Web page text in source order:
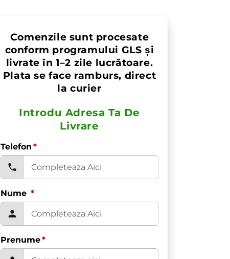
Comenzile sunt procesate
conform programului GLS și
livrate în 1–2 zile lucrătoare.
Plata se face ramburs, direct
la curier
Introdu Adresa Ta De
Livrare
Telefon *
Nume *
Prenume*